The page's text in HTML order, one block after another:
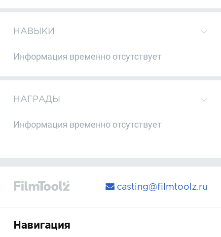
НАВЫКИ
Информация временно отсутствует
НАГРАДЫ
Информация временно отсутствует
casting@filmtoolz.ru
Навигация